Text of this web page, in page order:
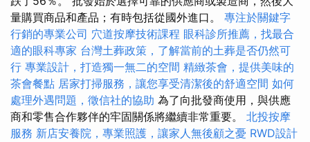
量購買商品和產品；有時包括從國外進口。 專注於關鍵字
行銷的專業公司 穴道按摩技術課程 眼科診所推薦，找最合
適的眼科專家 台灣土葬政策，了解當前的土葬是否仍然可
行 專業設計，打造獨一無二的空間 精緻茶會，提供美味的
茶會餐點 居家打掃服務，讓您享受清潔後的舒適空間 如何
處理外遇問題，徵信社的協助 為了向批發商使用，與供應
商和零售合作夥伴的牢固關係將繼續非常重要。 北投按摩
服務 新店安養院，專業照護，讓家人無後顧之憂 RWD設計